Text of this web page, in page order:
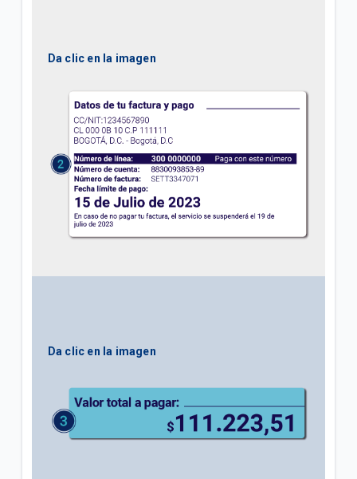
Da clic en la imagen
Da clic en la imagen